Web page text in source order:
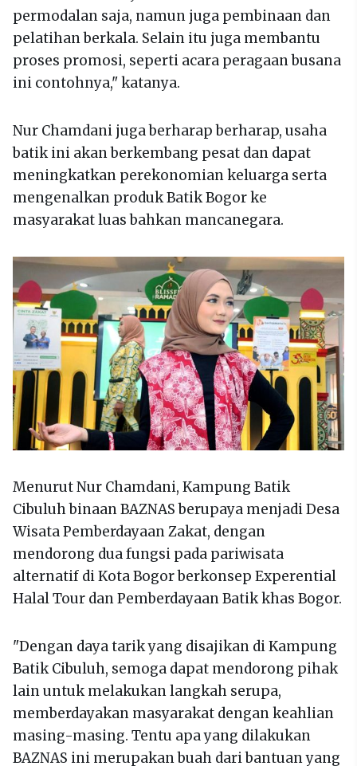
permodalan saja, namun juga pembinaan dan
pelatihan berkala. Selain itu juga membantu
proses promosi, seperti acara peragaan busana
ini contohnya," katanya.
Nur Chamdani juga berharap berharap, usaha
batik ini akan berkembang pesat dan dapat
meningkatkan perekonomian keluarga serta
mengenalkan produk Batik Bogor ke
masyarakat luas bahkan mancanegara.
Menurut Nur Chamdani, Kampung Batik
Cibuluh binaan BAZNAS berupaya menjadi Desa
Wisata Pemberdayaan Zakat, dengan
mendorong dua fungsi pada pariwisata
alternatif di Kota Bogor berkonsep Experential
Halal Tour dan Pemberdayaan Batik khas Bogor.
"Dengan daya tarik yang disajikan di Kampung
Batik Cibuluh, semoga dapat mendorong pihak
lain untuk melakukan langkah serupa,
memberdayakan masyarakat dengan keahlian
masing-masing. Tentu apa yang dilakukan
BAZNAS ini merupakan buah dari bantuan yang